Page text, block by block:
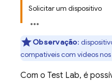
Solicitar um dispositivo
Observação:
compatíveis com vídeos
Com o Test Lab, é